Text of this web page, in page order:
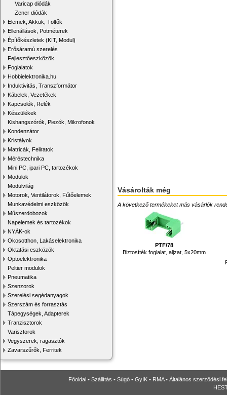
Varicap diódák
Zener diódák
Elemek, Akkuk, Töltők
Ellenállások, Potméterek
Építőkészletek (KIT, Modul)
Erősáramú szerelés
Fejlesztőeszközök
Foglalatok
Hobbielektronika.hu
Induktivitás, Transzformátor
Kábelek, Vezetékek
Kapcsolók, Relék
Készülékek
Kishangszórók, Piezók, Mikrofonok
Kondenzátor
Kristályok
Matricák, Feliratok
Méréstechnika
Mini PC, ipari PC, tartozékok
Modulok
Modulvilág
Motorok, Ventilátorok, Fűtőelemek
Munkavédelmi eszközök
Műszerdobozok
Napelemek és tartozékok
NYÁK-ok
Okosotthon, Lakáselektronika
Oktatási eszközök
Optoelektronika
Peltier modulok
Pneumatika
Szenzorok
Szerelési segédanyagok
Szerszám és forrasztás
Tápegységek, Adapterek
Tranzisztorok
Varisztorok
Vegyszerek, ragasztók
Zavarszűrők, Ferritek
Vásárolták még
A következő termékeket más vásárlók
PTF/78
Biztosíték foglalat, aljzat, 5x20mm
Főoldal • Szállítás • Súgó • GyIK • RMA• Általános szerződési